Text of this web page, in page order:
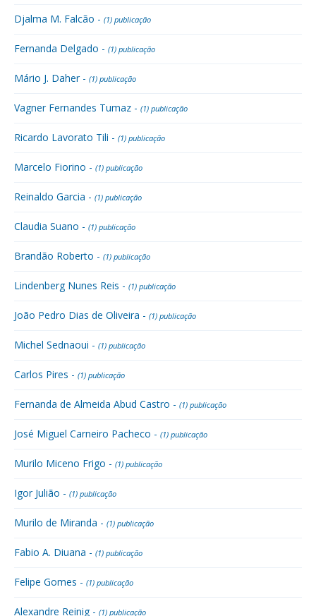
Djalma M. Falcão - (1) publicação
Fernanda Delgado - (1) publicação
Mário J. Daher - (1) publicação
Vagner Fernandes Tumaz - (1) publicação
Ricardo Lavorato Tili - (1) publicação
Marcelo Fiorino - (1) publicação
Reinaldo Garcia - (1) publicação
Claudia Suano - (1) publicação
Brandão Roberto - (1) publicação
Lindenberg Nunes Reis - (1) publicação
João Pedro Dias de Oliveira - (1) publicação
Michel Sednaoui - (1) publicação
Carlos Pires - (1) publicação
Fernanda de Almeida Abud Castro - (1) publicação
José Miguel Carneiro Pacheco - (1) publicação
Murilo Miceno Frigo - (1) publicação
Igor Julião - (1) publicação
Murilo de Miranda - (1) publicação
Fabio A. Diuana - (1) publicação
Felipe Gomes - (1) publicação
Alexandre Reinig - (1) publicação